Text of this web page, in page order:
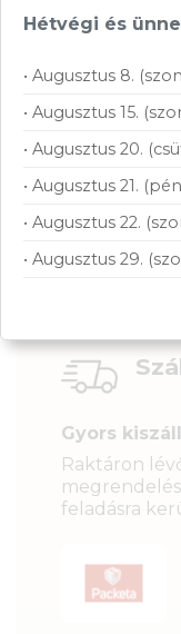
Gyors
Raktáron
feladásra
Hétvégi és
• Augusztus 8.
• Augusztus 15.
• Augusztus 20.
• Augusztus 21.
• Augusztus 22.
• Augusztus 29.